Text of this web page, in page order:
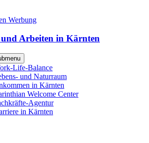
Werbung
Arbeiten in Kärnten
Life-Balance
und Naturraum
in Kärnten
Welcome Center
Agentur
in Kärnten